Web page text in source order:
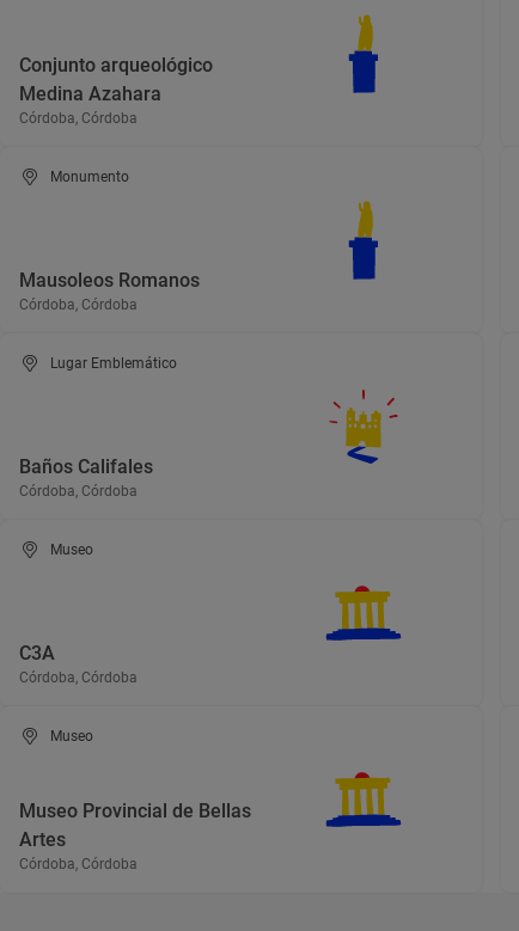
Conjunto arqueológico
Medina Azahara
Córdoba, Córdoba
Monumento
Mausoleos Romanos
Córdoba, Córdoba
Lugar Emblemático
Baños Califales
Córdoba, Córdoba
Museo
C3A
Córdoba, Córdoba
Museo
Museo Provincial de Bellas
Artes
Córdoba, Córdoba